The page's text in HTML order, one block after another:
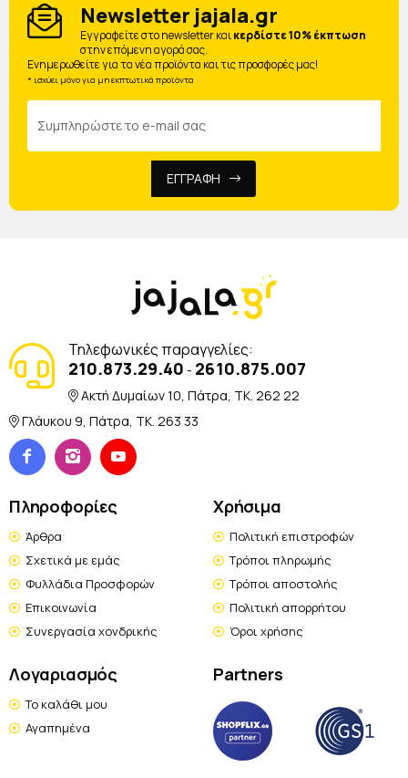
Newsletter jajala.gr
Eγγραφείτε στο newsletter καικερδίστε 10% έκπτωση
στην επόμενη αγορά σας.
Ενημερωθείτε για τα νέα προϊόντα και τις προσφορές μας!
* ισχύει μόνο για μη εκπτωτικά προϊόντα
ΕΓΓΡΑΦΗ
Τηλεφωνικές παραγγελίες:
210.873.29.40 - 2610.875.007
Ακτή Δυμαίων 10, Πάτρα, TK. 262 22
Γλάυκου 9, Πάτρα, TK. 263 33
Πληροφορίες
Άρθρα
Σχετικά με εμάς
Φυλλάδια Προσφορών
Επικοινωνία
Συνεργασία χονδρικής
Χρήσιμα
Πολιτική επιστροφών
Τρόποι πληρωμής
Τρόποι αποστολής
Πολιτική απορρήτου
Όροι χρήσης
Λογαριασμός
Το καλάθι μου
Αγαπημένα
Partners